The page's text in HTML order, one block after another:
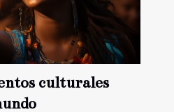
culturales